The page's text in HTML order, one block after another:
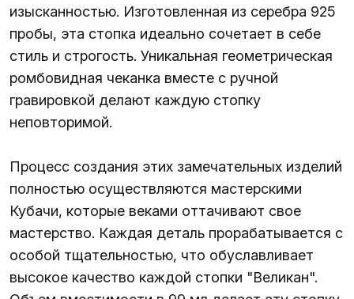
изысканностью. Изготовленная из серебра 925
пробы, эта стопка идеально сочетает в себе
стиль и строгость. Уникальная геометрическая
ромбовидная чеканка вместе с ручной
гравировкой делают каждую стопку
неповторимой.
Процесс создания этих замечательных изделий
полностью осуществляются мастерскими
Кубачи, которые веками оттачивают свое
мастерство. Каждая деталь прорабатывается с
особой тщательностью, что обуславливает
высокое качество каждой стопки "Великан".